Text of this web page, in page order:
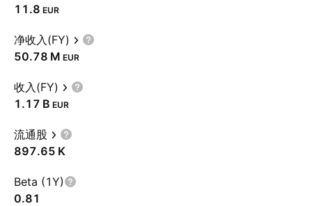
11.8 EUR
净收入(FY)
‪50.78 M‬ EUR
收入(FY)
‪1.17 B‬ EUR
流通股
‪897.65 K‬
Beta (1Y)
0.81